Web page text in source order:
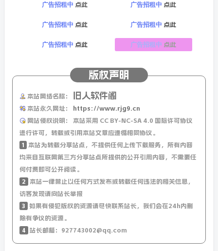
广告招租中 点此 广告招租中 点此
广告招租中 点此 广告招租中 点此
广告招租中 点此 广告招租中 点此
版权声明
本站网络名称： 旧人软件阁
本站永久网址：
https://www.rjg9.cn
网站侵权说明：
本站采用 CC BY-NC-SA 4.0 国际许可协议
进行许可，转载或引用本站文章应遵循相同协议。
1
本站为转载分享站点，不提供任何上传下载服务，所有内容
均来自互联网第三方分享站点所提供的公开引用内容，不需要任
何付费即可公开阅读。
2
本站一律禁止以任何方式发布或转载任何违法的相关信息，
访客发现请向站长举报
3
如果有侵犯版权的资源请尽快联系站长，我们会在24h内删
除有争议的资源。
4 站长邮箱：927743002@qq.com